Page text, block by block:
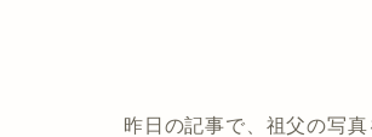
昨日の記事で、祖父の写